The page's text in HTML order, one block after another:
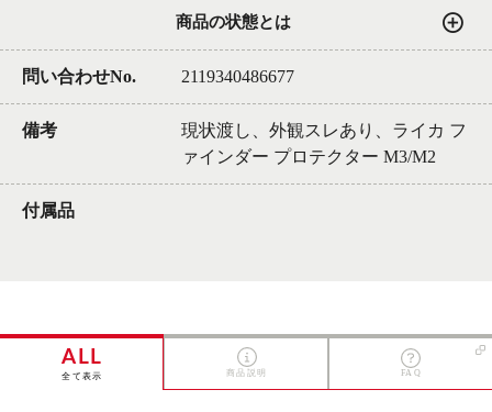
商品の状態とは
問い合わせNo. 2119340486677
備考
現状渡し、外観スレあり、ライカ フ
ァインダー プロテクター M3/M2
付属品
ALL
全て表示 商品説明 FAQ